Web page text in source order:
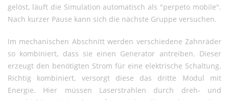
gelöst, läuft die Simulation automatisch als "perpeto mobile".
Nach kurzer Pause kann sich die nächste Gruppe versuchen.
Im mechanischen Abschnitt werden verschiedene Zahnräder
so kombiniert, dass sie einen Generator antreiben. Dieser
erzeugt den benötigten Strom für eine elektrische Schaltung.
Richtig kombiniert, versorgt diese das dritte Modul mit
Energie. Hier müssen Laserstrahlen durch dreh- und